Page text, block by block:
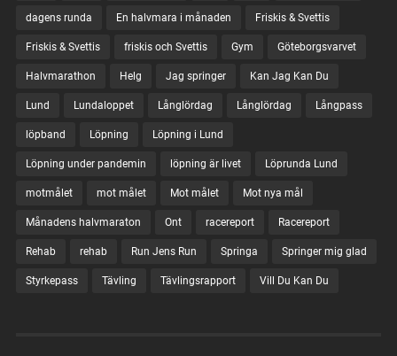
dagens runda En halvmara i månaden Friskis & Svettis
Friskis & Svettis friskis och Svettis Gym Göteborgsvarvet
Halvmarathon Helg Jag springer Kan Jag Kan Du
Lund Lundaloppet Långlördag Långlördag Långpass
löpband Löpning Löpning i Lund
Löpning under pandemin löpning är livet Löprunda Lund
motmålet mot målet Mot målet Mot nya mål
Månadens halvmaraton Ont racereport Racereport
Rehab rehab Run Jens Run Springa Springer mig glad
Styrkepass Tävling Tävlingsrapport Vill Du Kan Du